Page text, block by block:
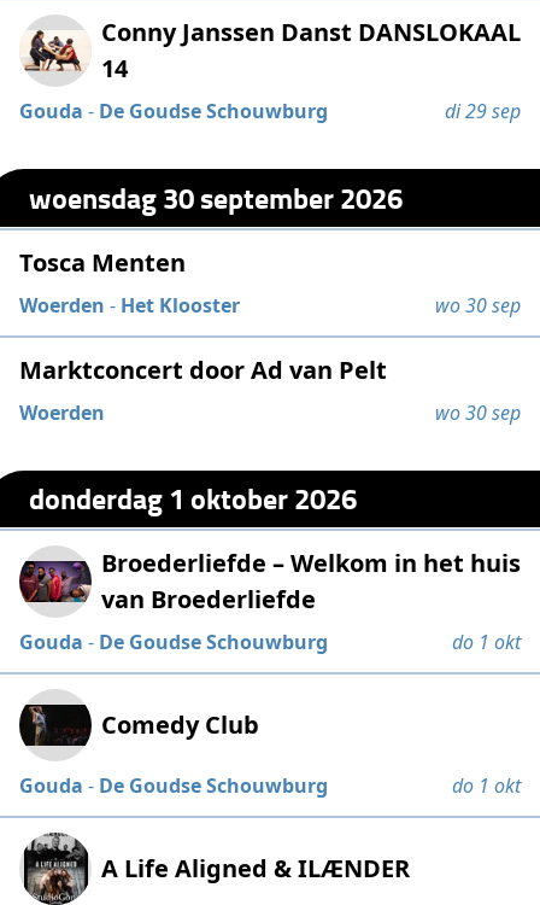
Conny Janssen Danst DANSLOKAAL
14
Gouda - De Goudse Schouwburg di 29 sep
woensdag 30 september 2026
Tosca Menten
Woerden - Het Klooster wo 30 sep
Marktconcert door Ad van Pelt
Woerden wo 30 sep
donderdag 1 oktober 2026
Broederliefde – Welkom in het huis
van Broederliefde
Gouda - De Goudse Schouwburg do 1 okt
Comedy Club
Gouda - De Goudse Schouwburg do 1 okt
A Life Aligned & ILÆNDER